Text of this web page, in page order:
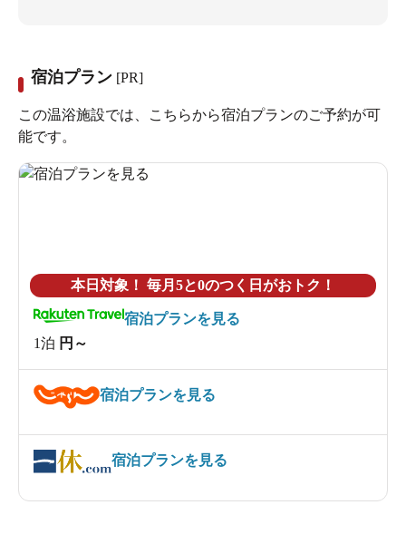
宿泊プラン [PR]
この温浴施設では、こちらから宿泊プランのご予約が可
能です。
本日対象！ 毎月5と0のつく日がおトク！
1泊 円～
宿泊プランを見る
宿泊プランを見る
宿泊プランを見る